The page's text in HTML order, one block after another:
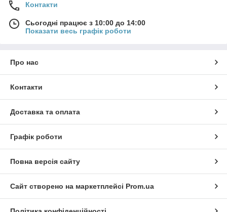
Контакти
Сьогодні працює з 10:00 до 14:00
Показати весь графік роботи
Про нас
Контакти
Доставка та оплата
Графік роботи
Повна версія сайту
Сайт створено на маркетплейсі Prom.ua